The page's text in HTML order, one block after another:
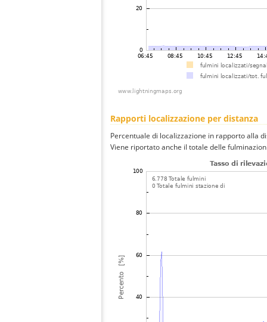
Rapporti localizzazione per distanza
Percentuale di localizzazione in rapporto alla
Viene riportato anche il totale delle